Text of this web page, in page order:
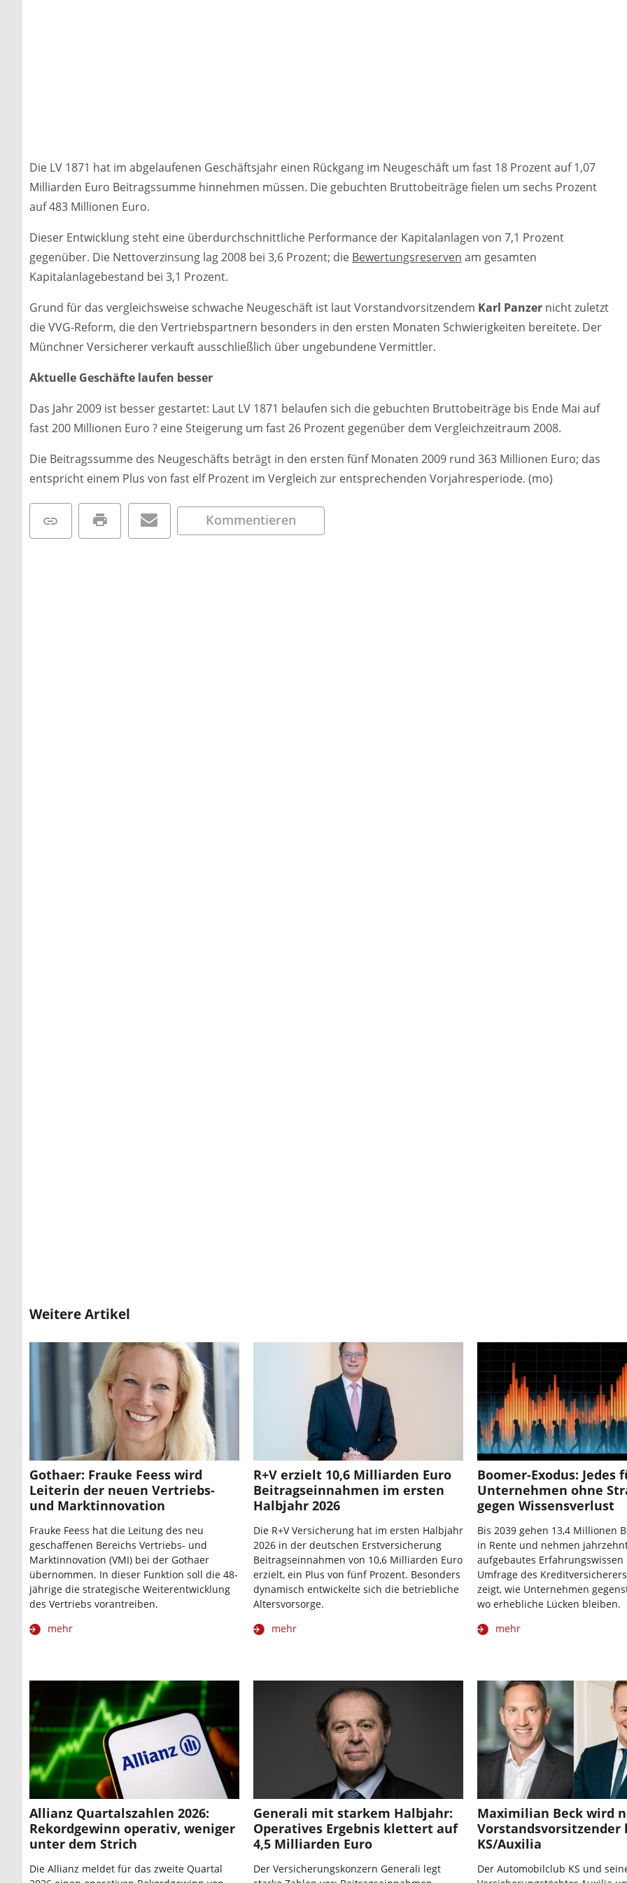
Die LV 1871 hat im abgelaufenen Geschäftsjahr einen Rückgang im Neugeschäft um fast 18 Prozent auf 1,07
Milliarden Euro Beitragssumme hinnehmen müssen. Die gebuchten Bruttobeiträge fielen um sechs Prozent
auf 483 Millionen Euro.
Dieser Entwicklung steht eine überdurchschnittliche Performance der Kapitalanlagen von 7,1 Prozent
gegenüber. Die Nettoverzinsung lag 2008 bei 3,6 Prozent; die Bewertungsreserven am gesamten
Kapitalanlagebestand bei 3,1 Prozent.
Grund für das vergleichsweise schwache Neugeschäft ist laut Vorstandvorsitzendem Karl Panzer nicht zuletzt
die VVG-Reform, die den Vertriebspartnern besonders in den ersten Monaten Schwierigkeiten bereitete. Der
Münchner Versicherer verkauft ausschließlich über ungebundene Vermittler.
Aktuelle Geschäfte laufen besser
Das Jahr 2009 ist besser gestartet: Laut LV 1871 belaufen sich die gebuchten Bruttobeiträge bis Ende Mai auf
fast 200 Millionen Euro ? eine Steigerung um fast 26 Prozent gegenüber dem Vergleichzeitraum 2008.
Die Beitragssumme des Neugeschäfts beträgt in den ersten fünf Monaten 2009 rund 363 Millionen Euro; das
entspricht einem Plus von fast elf Prozent im Vergleich zur entsprechenden Vorjahresperiode. (mo)
Kommentieren
Weitere Artikel
Gothaer: Frauke Feess wird
Leiterin der neuen Vertriebs-
und Marktinnovation
Frauke Feess hat die Leitung des neu
geschaffenen Bereichs Vertriebs- und
Marktinnovation (VMI) bei der Gothaer
übernommen. In dieser Funktion soll die 48-
jährige die strategische Weiterentwicklung
des Vertriebs vorantreiben.
mehr
R+V erzielt 10,6 Milliarden Euro
Beitragseinnahmen im ersten
Halbjahr 2026
Die R+V Versicherung hat im ersten Halbjahr
2026 in der deutschen Erstversicherung
Beitragseinnahmen von 10,6 Milliarden Euro
erzielt, ein Plus von fünf Prozent. Besonders
dynamisch entwickelte sich die betriebliche
Altersvorsorge.
mehr
Boomer-Exodus: Jedes
Unternehmen ohne
gegen Wissensverlust
Bis 2039 gehen 13,4 Millionen
in Rente und nehmen
aufgebautes Erfahrungswissen
Umfrage des
zeigt, wie Unternehmen
wo erhebliche Lücken bleiben.
mehr
Allianz Quartalszahlen 2026:
Rekordgewinn operativ, weniger
unter dem Strich
Die Allianz meldet für das zweite Quartal
Generali mit starkem Halbjahr:
Operatives Ergebnis klettert auf
4,5 Milliarden Euro
Der Versicherungskonzern Generali legt
Maximilian Beck wird
Vorstandsvorsitzender
KS/Auxilia
Der Automobilclub KS und